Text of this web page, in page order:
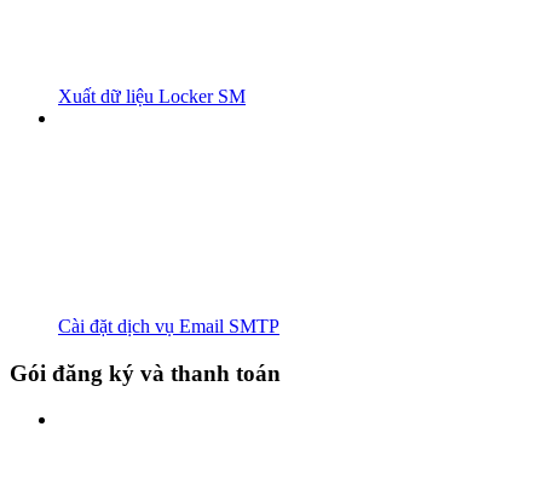
Xuất dữ liệu Locker SM
Cài đặt dịch vụ Email SMTP
Gói đăng ký và thanh toán